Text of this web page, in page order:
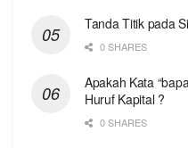
Tanda Titik pada
0 SHARES
Apakah Kata
Huruf Kapital ?
0 SHARES